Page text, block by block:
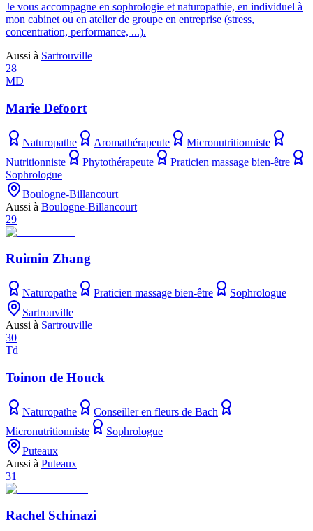
Je vous accompagne en sophrologie et naturopathie, en individuel à
mon cabinet ou en atelier de groupe en entreprise (stress,
concentration, performance, ...).
Aussi à Sartrouville
28
MD
Marie Defoort
Naturopathe Aromathérapeute
Micronutritionniste
Nutritionniste
Phytothérapeute
Praticien massage bien-être
Sophrologue
Boulogne-Billancourt
Aussi à Boulogne-Billancourt
29
Ruimin Zhang
Naturopathe Praticien massage bien-être
Sophrologue
Sartrouville
Aussi à Sartrouville
30
Td
Toinon de Houck
Naturopathe
Conseiller en fleurs de Bach
Micronutritionniste
Sophrologue
Puteaux
Aussi à Puteaux
31
Rachel Schinazi